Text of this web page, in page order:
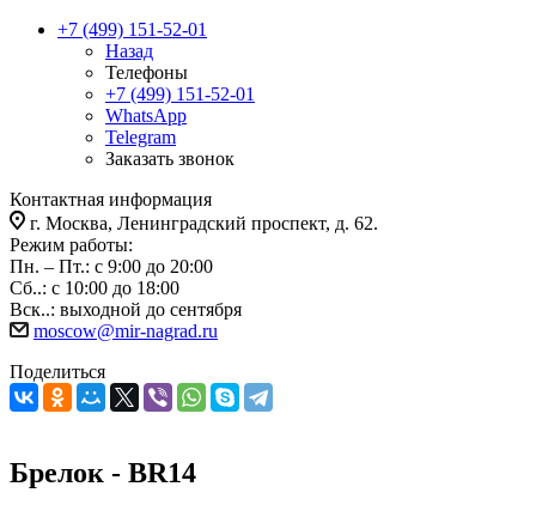
+7 (499) 151-52-01
Назад
Телефоны
+7 (499) 151-52-01
WhatsApp
Telegram
Заказать звонок
Контактная информация
г. Москва, Ленинградский проспект, д. 62.
Режим работы:
Пн. – Пт.: с 9:00 до 20:00
Сб..: с 10:00 до 18:00
Вск..: выходной до сентября
moscow@mir-nagrad.ru
Поделиться
Брелок - BR14